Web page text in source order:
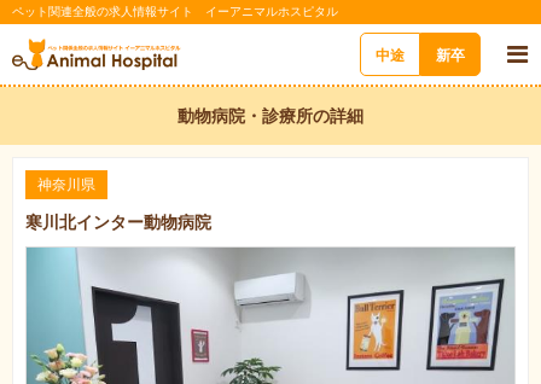
ペット関連全般の求人情報サイト イーアニマルホスピタル
中途 新卒
動物病院・診療所の詳細
神奈川県
寒川北インター動物病院